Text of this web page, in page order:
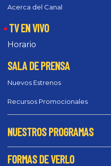
Acerca del Canal
TV EN VIVO
Horario
SALA DE PRENSA
Nuevos Estrenos
Recursos Promocionales
NUESTROS PROGRAMAS
FORMAS DE VERLO